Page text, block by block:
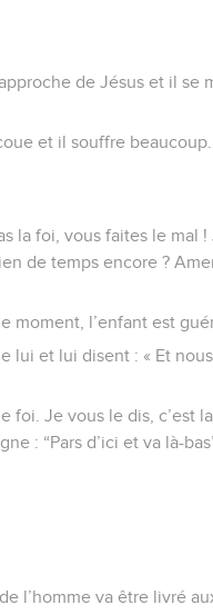
de Jésus et il se
et il souffre
la foi, vous faites le mal
de temps encore ?
moment, l’enfant est
lui et lui disent : « Et
foi. Je vous le dis, c’est
: “Pars d’ici et va là-
l’homme va être livré